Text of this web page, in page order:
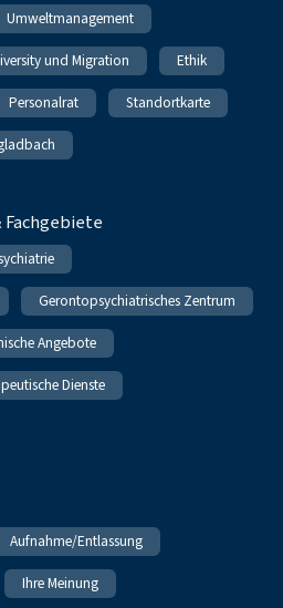
Umweltmanagement
und Migration Ethik
Personalrat Standortkarte
Gerontopsychiatrisches Zentrum
Angebote
Dienste
Aufnahme/Entlassung
Ihre Meinung